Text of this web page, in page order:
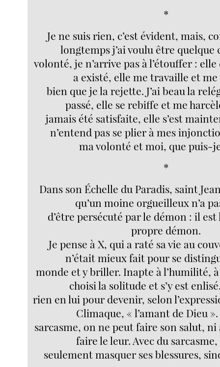
*
Je ne suis rien, c’est évident, mais,
longtemps j’ai voulu être quelque
volonté, je n’arrive pas à l’étouffer : elle
a existé, elle me travaille et
bien que je la rejette. J’ai beau la
passé, elle se rebiffe et me
jamais été satisfaite, elle s’est
n’entend pas se plier à mes
ma volonté et moi, que puis-
*
Dans son Échelle du Paradis, saint
qu’un moine orgueilleux n’a
d’être persécuté par le démon : il
propre démon.
Je pense à X, qui a raté sa vie au
n’était mieux fait pour se
monde et y briller. Inapte à l’humilité, à
choisi la solitude et s’y est
rien en lui pour devenir, selon
Climaque, « l’amant de Dieu
sarcasme, on ne peut faire son salut, ni
faire le leur. Avec du
seulement masquer ses blessures,